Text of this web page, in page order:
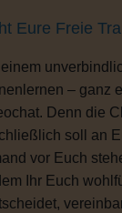
Eure Freie
– ganz
Denn die
soll an
vor Euch
Ihr Euch